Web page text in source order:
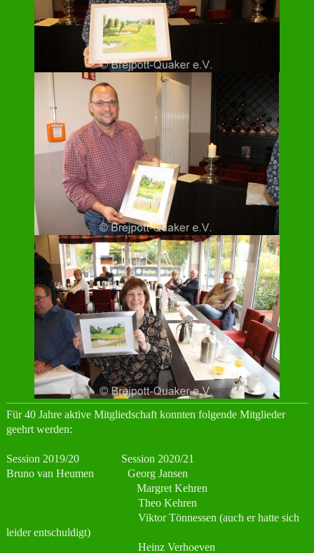
Für 40 Jahre aktive Mitgliedschaft konnten folgende Mitglieder
geehrt werden:
Session 2019/20 Session 2020/21
Bruno van Heumen Georg Jansen
Margret Kehren
Theo Kehren
Viktor Tönnessen (auch er hatte sich
leider entschuldigt)
Heinz Verhoeven